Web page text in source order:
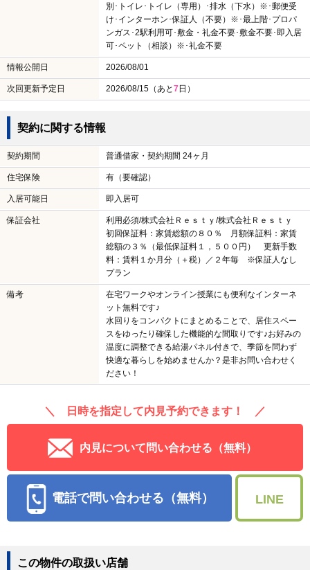
別･トイレ･トイレ（専用）･排水（下水）※･郵便受
け･インターホン･保証人（不要）※･最上階･プロパ
ンガス･2駅利用可･敷金・礼金不要･敷金不要･即入居
可･ペット（相談）※･礼金不要
情報公開日 2026/08/01
次回更新予定日 2026/08/15（あと7日）
契約に関する情報
契約期間 普通借家・契約期間 24ヶ月
住宅保険 有（要確認）
入居可能日 即入居可
保証会社
利用必須/株式会社Ｒｅｓｔｙ/株式会社Ｒｅｓｔｙ
初回保証料：家賃総額の８０％ 月額保証料：家賃
総額の３％（最低保証料１，５００円） 更新手数
料：賃料１か月分（＋税）／２年毎 ※保証人なし
プラン
備考
在宅ワークやオンライン授業にも便利なインターネ
ット無料です♪
水回りをコンパクトにまとめることで、居住スペー
スをゆったり確保した機能的な間取りです♪お好みの
温度に調整できる給湯パネル付きで、季節を問わず
快適な暮らしを始めませんか？是非お問い合わせく
ださい！
＼ 日時を指定して内見予約できます！ ／
内見について問い合わせる（無料）
電話で問い合わせる（無料） LINE
この物件の取扱い店舗